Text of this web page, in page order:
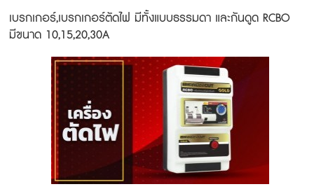
เบรกเกอร์,เบรกเกอร์ตัดไฟ มีทั้งแบบธรรมดา และกันดูด RCBO
มีขนาด 10,15,20,30A